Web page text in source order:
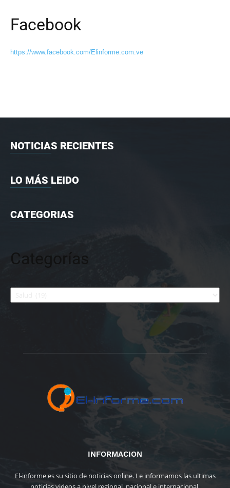
Facebook
https://www.facebook.com/Elinforme.com.ve
NOTICIAS RECIENTES
LO MÁS LEIDO
CATEGORIAS
Categorías
Categorías
INFORMACION
El-informe es su sitio de noticias online. Le informamos las ultimas